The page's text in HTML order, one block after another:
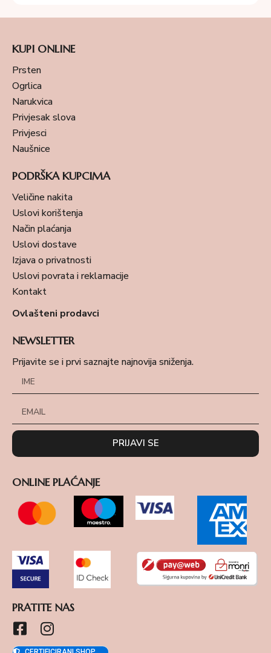
KUPI ONLINE
Prsten
Ogrlica
Narukvica
Privjesak slova
Privjesci
Naušnice
PODRŠKA KUPCIMA
Veličine nakita
Uslovi korištenja
Način plaćanja
Uslovi dostave
Izjava o privatnosti
Uslovi povrata i reklamacije
Kontakt
Ovlašteni prodavci
NEWSLETTER
Prijavite se i prvi saznajte najnovija sniženja.
PRIJAVI SE
ONLINE PLAĆANJE
PRATITE NAS